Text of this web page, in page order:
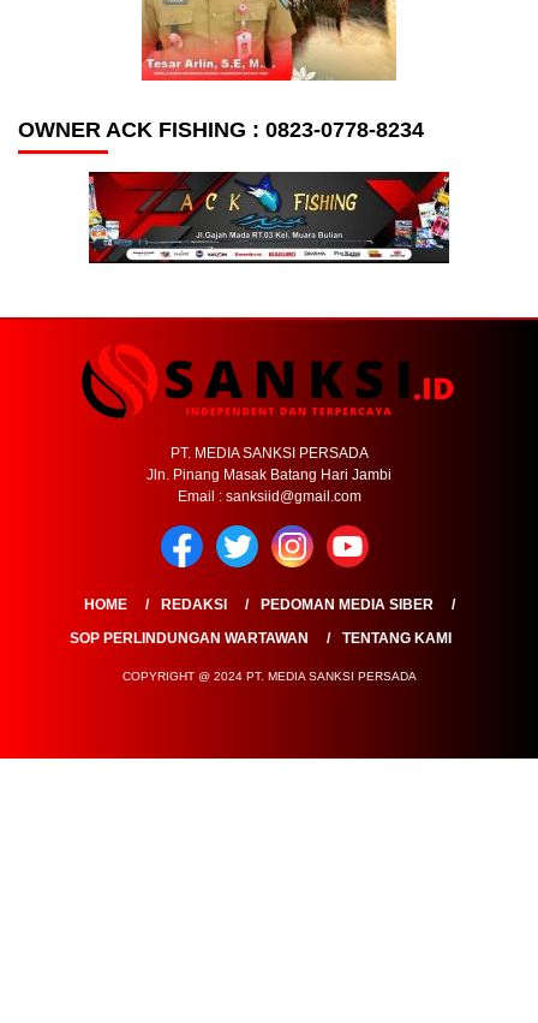
OWNER ACK FISHING : 0823-0778-8234
PT. MEDIA SANKSI PERSADA
Jln. Pinang Masak Batang Hari Jambi
Email : sanksiid@gmail.com
HOME REDAKSI
PEDOMAN MEDIA SIBER
SOP PERLINDUNGAN WARTAWAN
TENTANG KAMI
COPYRIGHT @ 2024 PT. MEDIA SANKSI PERSADA